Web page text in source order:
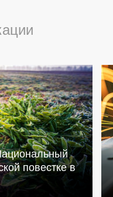
повестке в